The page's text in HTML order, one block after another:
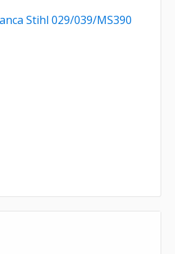
Stihl 029/039/MS390